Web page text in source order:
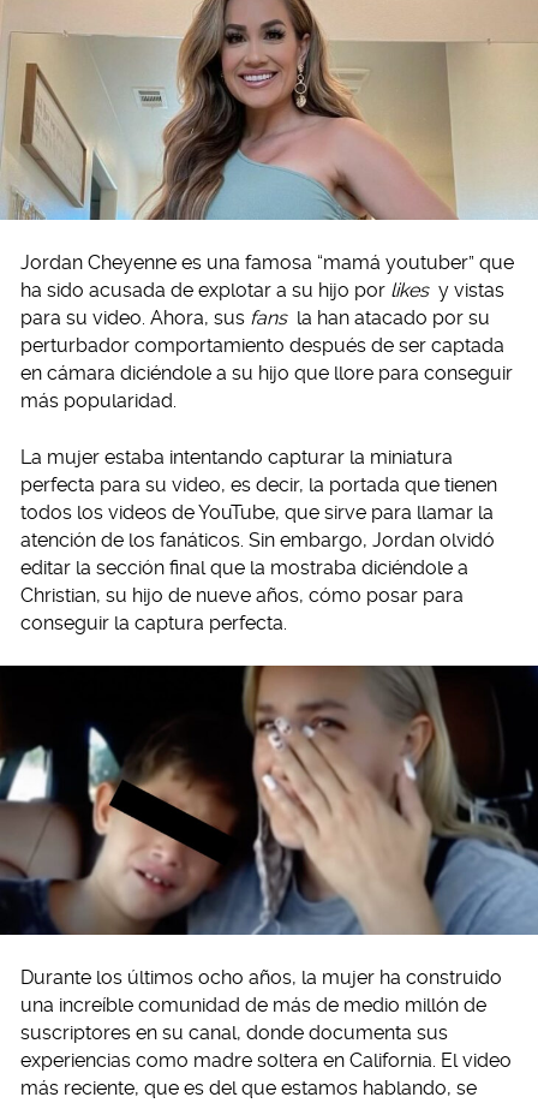
Jordan Cheyenne es una famosa “mamá youtuber” que
ha sido acusada de explotar a su hijo por likes y vistas
para su video. Ahora, sus fans la han atacado por su
perturbador comportamiento después de ser captada
en cámara diciéndole a su hijo que llore para conseguir
más popularidad.
La mujer estaba intentando capturar la miniatura
perfecta para su video, es decir, la portada que tienen
todos los videos de YouTube, que sirve para llamar la
atención de los fanáticos. Sin embargo, Jordan olvidó
editar la sección final que la mostraba diciéndole a
Christian, su hijo de nueve años, cómo posar para
conseguir la captura perfecta.
Durante los últimos ocho años, la mujer ha construido
una increíble comunidad de más de medio millón de
suscriptores en su canal, donde documenta sus
experiencias como madre soltera en California. El video
más reciente, que es del que estamos hablando, se